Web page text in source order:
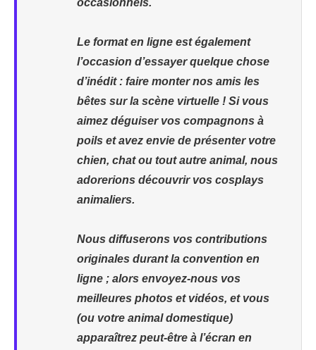
Le format en ligne est également
l’occasion d’essayer quelque chose
d’inédit : faire monter nos amis les
bêtes sur la scène virtuelle ! Si vous
aimez déguiser vos compagnons à
poils et avez envie de présenter votre
chien, chat ou tout autre animal, nous
adorerions découvrir vos cosplays
animaliers.
Nous diffuserons vos contributions
originales durant la convention en
ligne ; alors envoyez-nous vos
meilleures photos et vidéos, et vous
(ou votre animal domestique)
apparaîtrez peut-être à l’écran en